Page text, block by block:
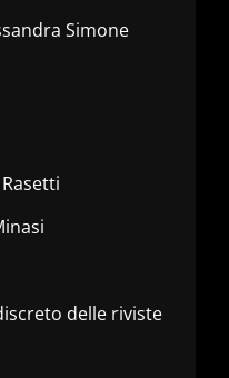
Simone
delle riviste